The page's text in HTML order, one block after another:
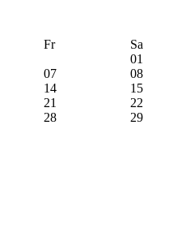
Fr Sa
01
07 08
14 15
21 22
28 29